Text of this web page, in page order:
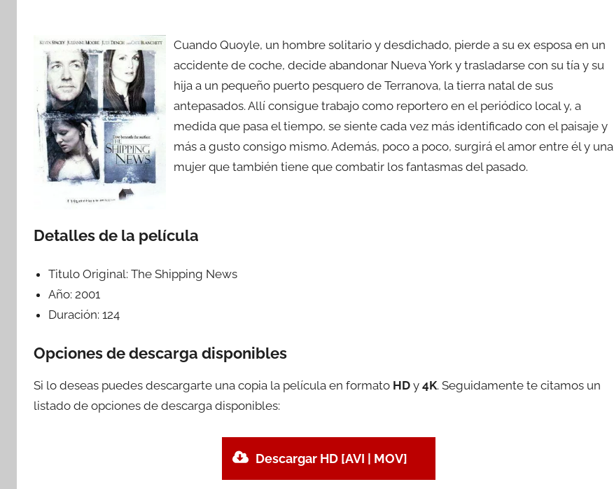
Cuando Quoyle, un hombre solitario y desdichado, pierde a su ex esposa en un
accidente de coche, decide abandonar Nueva York y trasladarse con su tía y su
hija a un pequeño puerto pesquero de Terranova, la tierra natal de sus
antepasados. Allí consigue trabajo como reportero en el periódico local y, a
medida que pasa el tiempo, se siente cada vez más identificado con el paisaje y
más a gusto consigo mismo. Además, poco a poco, surgirá el amor entre él y una
mujer que también tiene que combatir los fantasmas del pasado.
Detalles de la película
Titulo Original:The Shipping News
Año: 2001
Duración:124
Opciones de descarga disponibles
Si lo deseas puedes descargarte una copia la película en formato HD y 4K. Seguidamente te citamos un
listado de opciones de descarga disponibles:
Descargar HD [AVI | MOV]